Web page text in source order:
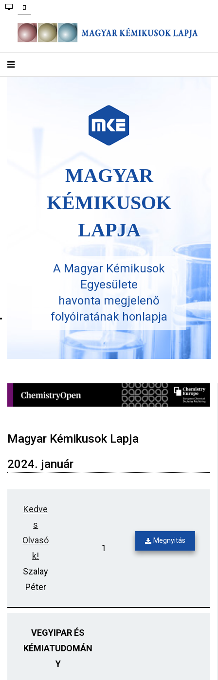
MAGYAR
KÉMIKUSOK
LAPJA
A Magyar Kémikusok
Egyesülete
havonta megjelenő
folyóiratának honlapja
Magyar Kémikusok Lapja
2024. január
Kedve
s
Olvasó
k!
Szalay
Péter
1
Megnyitás
VEGYIPAR ÉS
KÉMIATUDOMÁN
Y